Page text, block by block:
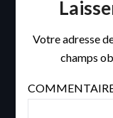
Votre adresse
champs